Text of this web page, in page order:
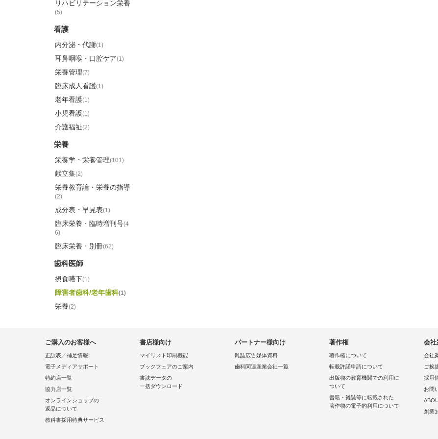
リハビリテーション栄養
(5)
看護
内分泌・代謝(1)
耳鼻咽喉・口腔ケア(1)
栄養管理(7)
臨床成人看護(1)
老年看護(1)
小児看護(1)
介護福祉(2)
栄養
栄養学・栄養管理(101)
献立集(2)
栄養教育論・栄養の指導
(2)
成分表・早見表(1)
臨床栄養・臨時増刊号(4
6)
臨床栄養・別冊(62)
歯科医師
摂食嚥下(1)
障害者歯科/老年歯科(1)
栄養(2)
ご購入のお客様へ
正誤表／補足情報
電子メディアサポート
特約店一覧
協力店一覧
オンラインショップの
返品について
教科書採用特典サービス
書店様向け
マイリスト印刷機能
ブックフェアのご案内
書誌データの
一括ダウンロード
パートナー様向け
雑誌広告媒体資料
歯科関連産業会社一覧
著作権
著作権について
転載許諾申請について
出版物の教育機関での利用に
ついて
書籍・雑誌等に転載された
著作物の電子的利用について
会社
会社
ご挨
採用
お問
創業